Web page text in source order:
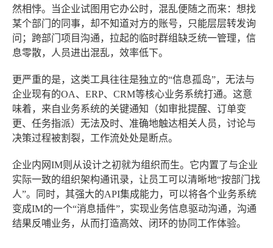
然相悖。当企业试图用它办公时，混乱便随之而来：想找
某个部门的同事，却不知道对方的账号，只能层层转发询
问；跨部门项目沟通，拉起的临时群组缺乏统一管理，信
息零散，人员进出混乱，效率低下。
更严重的是，这类工具往往是独立的“信息孤岛”，无法与
企业现有的OA、ERP、CRM等核心业务系统打通。这意
味着，来自业务系统的关键通知（如审批提醒、订单变
更、任务指派）无法及时、准确地触达相关人员，讨论与
决策过程被割裂，工作流处处是断点。
企业内网IM则从设计之初就为组织而生。它内置了与企业
实际一致的组织架构通讯录，让员工可以清晰地“按部门找
人”。同时，其强大的API集成能力，可以将各个业务系统
变成IM的一个“消息插件”，实现业务信息驱动沟通，沟通
结果反哺业务，从而打造高效、闭环的协同工作体验。